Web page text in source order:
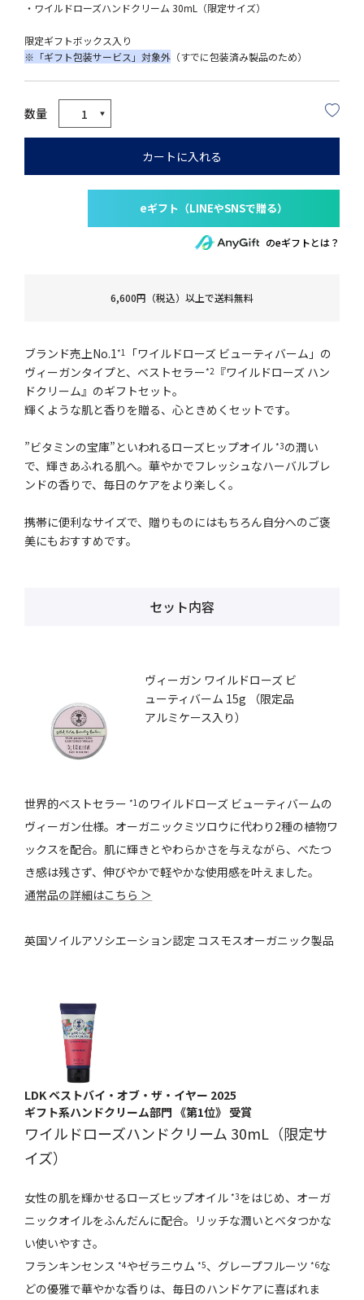
・ワイルドローズハンドクリーム 30mL（限定サイズ）
限定ギフトボックス入り
※「ギフト包装サービス」対象外 （すでに包装済み製品のため）
カートに入れる
のeギフトとは？
6,600円（税込）以上で送料無料
ブランド売上No.1*1
「ワイルドローズ ビューティバーム」の
ヴィーガンタイプと、ベストセラー*2 『ワイルドローズ ハン
ドクリーム』のギフトセット。
輝くような肌と香りを贈る、心ときめくセットです。
”ビタミンの宝庫”といわれるローズヒップオイル*3の潤い
で、輝きあふれる肌へ。華やかでフレッシュなハーバルブレ
ンドの香りで、毎日のケアをより楽しく。
携帯に便利なサイズで、贈りものにはもちろん自分へのご褒
美にもおすすめです。
セット内容
ヴィーガン ワイルドローズ ビ
ューティバーム 15g （限定品
アルミケース入り）
世界的ベストセラー*1 のワイルドローズ ビューティバームの
ヴィーガン仕様。オーガニックミツロウに代わり2種の植物ワ
ックスを配合。肌に輝きとやわらかさを与えながら、べたつ
き感は残さず、伸びやかで軽やかな使用感を叶えました。
通常品の詳細はこちら ＞
英国ソイルアソシエーション認定 コスモスオーガニック製品
LDK ベストバイ・オブ・ザ・イヤー 2025
ギフト系ハンドクリーム部門 《第1位》 受賞
ワイルドローズハンドクリーム 30mL（限定サ
イズ）
女性の肌を輝かせるローズヒップオイル*3をはじめ、オーガ
ニックオイルをふんだんに配合。リッチな潤いとベタつかな
い使いやすさ。
フランキンセンス*4やゼラニウム*5、グレープフルーツ*6な
どの優雅で華やかな香りは、毎日のハンドケアに喜ばれま